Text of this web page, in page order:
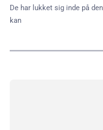
De har lukket sig inde på
kan